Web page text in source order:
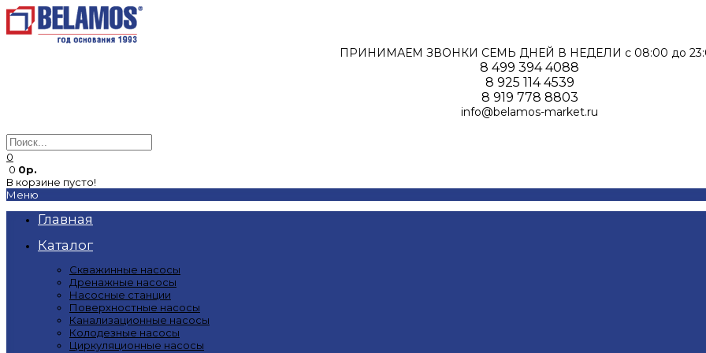
ПРИНИМАЕМ ЗВОНКИ СЕМЬ ДНЕЙ В НЕДЕЛИ c 08:00 до
8 499 394 4088
8 925 114 4539
8 919 778 8803
info@belamos-market.ru
0
0 0р.
В корзине пусто!
Меню
Главная
Каталог
Скважинные насосы
Дренажные насосы
Насосные станции
Поверхностные насосы
Канализационные насосы
Колодезные насосы
Циркуляционные насосы